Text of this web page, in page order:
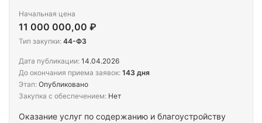
Оказание услуг по содержанию и благоустройству
Начальная цена
11 000 000,00 ₽
Тип закупки: 44-ФЗ
Дата публикации: 14.04.2026
До окончания приема заявок: 143 дня
Этап: Опубликовано
Закупка с обеспечением: Нет